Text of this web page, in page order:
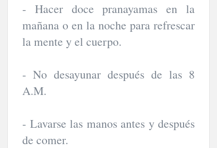
- Hacer doce pranayamas en la
mañana o en la noche para refrescar
la mente y el cuerpo.
- No desayunar después de las 8
A.M.
- Lavarse las manos antes y después
de comer.